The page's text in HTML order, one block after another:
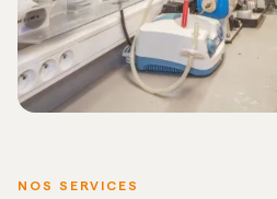
NOS SERVICES